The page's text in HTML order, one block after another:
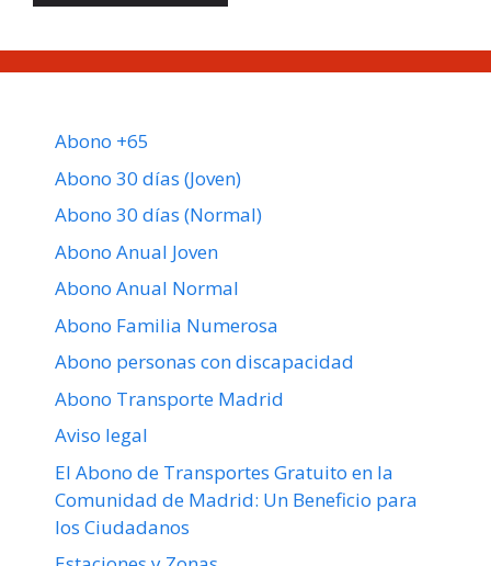
Abono +65
Abono 30 días (Joven)
Abono 30 días (Normal)
Abono Anual Joven
Abono Anual Normal
Abono Familia Numerosa
Abono personas con discapacidad
Abono Transporte Madrid
Aviso legal
El Abono de Transportes Gratuito en la
Comunidad de Madrid: Un Beneficio para
los Ciudadanos